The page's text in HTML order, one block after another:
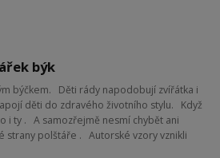
býk
býčkem. Děti rády napodobují zvířátka i
děti do zdravého životního stylu. Když
i ty . A samozřejmě nesmí chybět ani
strany polštáře . Autorské vzory vznikli